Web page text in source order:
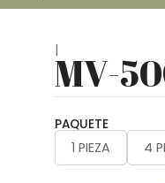
|MV-
PAQUETE
1 PIEZA 4